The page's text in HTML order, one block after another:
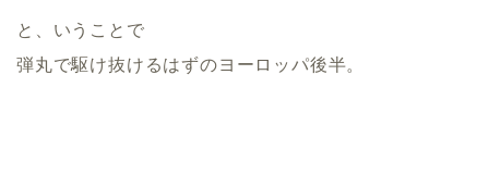
と、いうことで
弾丸で駆け抜けるはずのヨーロッパ後半。